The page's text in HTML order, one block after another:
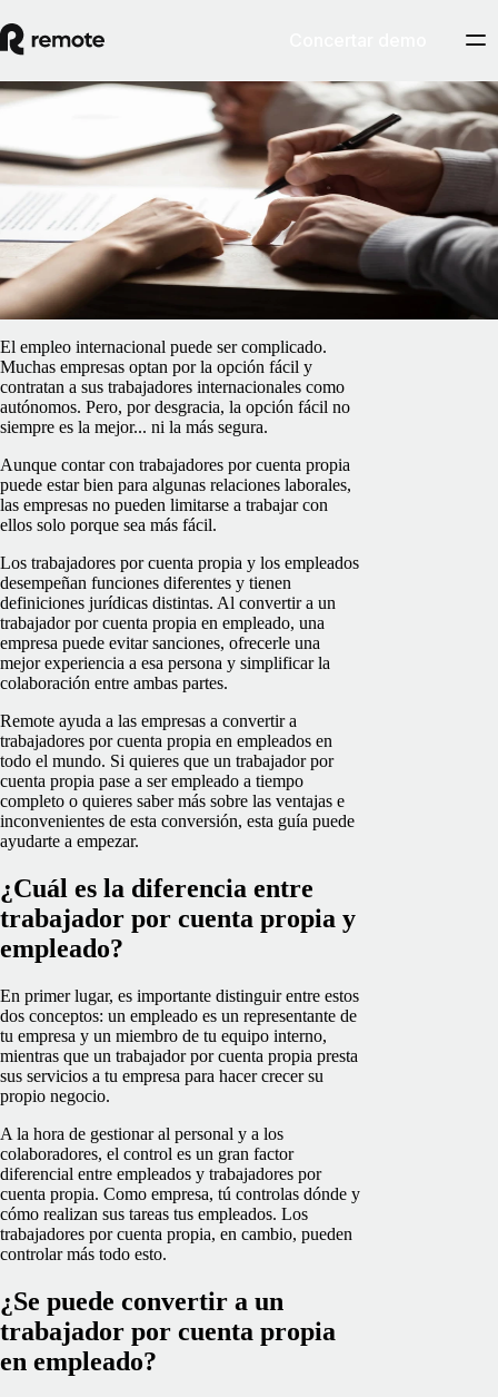
Blog
Cómo convertir a un trabajador por cuenta
propia en empleado a tiempo completo
By Pedro Barros
5 de febrero de 2025
El empleo internacional puede ser complicado.
Muchas empresas optan por la opción fácil y
contratan a sus trabajadores internacionales como
autónomos. Pero, por desgracia, la opción fácil no
siempre es la mejor... ni la más segura.
Aunque contar con trabajadores por cuenta propia
puede estar bien para algunas relaciones laborales,
las empresas no pueden limitarse a trabajar con
ellos solo porque sea más fácil.
Los trabajadores por cuenta propia y los empleados
desempeñan funciones diferentes y tienen
definiciones jurídicas distintas. Al convertir a un
trabajador por cuenta propia en empleado, una
empresa puede evitar sanciones, ofrecerle una
mejor experiencia a esa persona y simplificar la
colaboración entre ambas partes.
Remote ayuda a las empresas a convertir a
trabajadores por cuenta propia en empleados en
todo el mundo. Si quieres que un trabajador por
cuenta propia pase a ser empleado a tiempo
completo o quieres saber más sobre las ventajas e
inconvenientes de esta conversión, esta guía puede
ayudarte a empezar.
¿Cuál es la diferencia entre
trabajador por cuenta propia y
empleado?
En primer lugar, es importante distinguir entre estos
dos conceptos: un empleado es un representante de
tu empresa y un miembro de tu equipo interno,
mientras que un trabajador por cuenta propia presta
sus servicios a tu empresa para hacer crecer su
propio negocio.
A la hora de gestionar al personal y a los
colaboradores, el control es un gran factor
diferencial entre empleados y trabajadores por
cuenta propia. Como empresa, tú controlas dónde y
cómo realizan sus tareas tus empleados. Los
trabajadores por cuenta propia, en cambio, pueden
controlar más todo esto.
¿Se puede convertir a un
trabajador por cuenta propia
en empleado?